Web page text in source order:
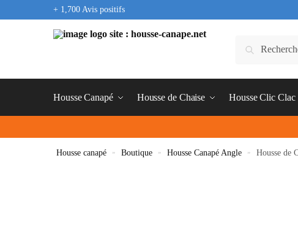
+ 1,700 Avis positifs
Housse Canapé Housse de Chaise Housse Clic Clac
Housse canapé » Boutique » Housse Canapé Angle » Housse de